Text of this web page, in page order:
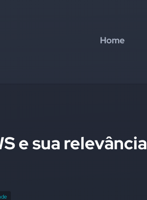
Home
e sua relevância